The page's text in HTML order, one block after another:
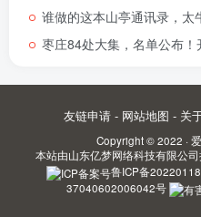
谁做的这本山亭通讯录，太
枣庄84处大集，名单公布
友链申请 - 网站地图 - 关
Copyright © 2022 ·
本站由山东亿梦网络科技有限公司
鲁ICP备
37040602006042号